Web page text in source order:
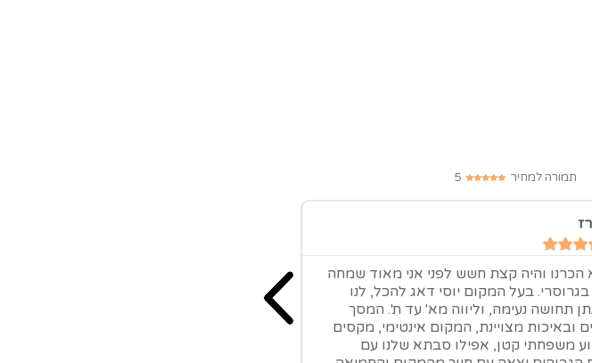
תמורה למחיר 5
והיה קצת חשש לפני אני מאוד שמחה
בעל המקום יוסי דאג להכל, לנו
תחושה נעימה, וליווה מא' עד ת'. המסך
ובאיכות מצויינת, המקום אינטימי, מקסים
משפחתי קטן, אפילו סבתא שלנו עם